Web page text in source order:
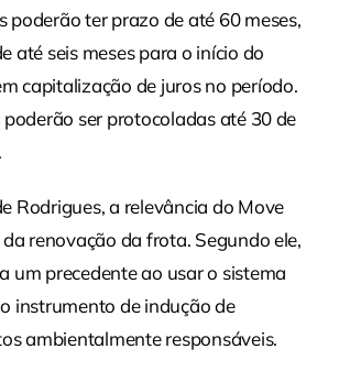
poderão ter prazo de até 60 meses,
até seis meses para o início do
capitalização de juros no período.
ser protocoladas até 30 de
Rodrigues, a relevância do Move
renovação da frota. Segundo ele,
um precedente ao usar o sistema
instrumento de indução de
ambientalmente responsáveis.